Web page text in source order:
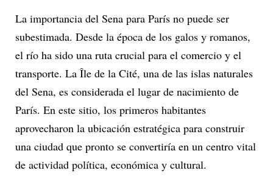
La importancia del Sena para París no puede ser
subestimada. Desde la época de los galos y romanos,
el río ha sido una ruta crucial para el comercio y el
transporte. La Île de la Cité, una de las islas naturales
del Sena, es considerada el lugar de nacimiento de
París. En este sitio, los primeros habitantes
aprovecharon la ubicación estratégica para construir
una ciudad que pronto se convertiría en un centro vital
de actividad política, económica y cultural.